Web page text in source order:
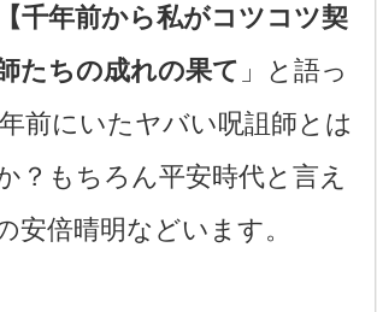
千年前から私がコツコツ契
たちの成れの果て 」と語っ
前にいたヤバい呪詛師とは
？もちろん平安時代と言え
安倍晴明などいます。